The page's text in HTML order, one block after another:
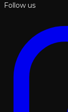
Follow us